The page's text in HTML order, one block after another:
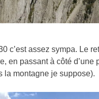
c’est assez sympa. Le
en passant à côté d’une
la montagne je suppose).